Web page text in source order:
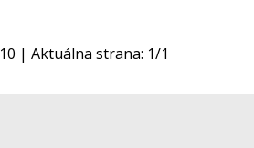
10 | Aktuálna strana: 1/1